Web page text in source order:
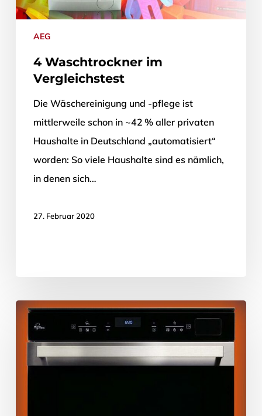
AEG
4 Waschtrockner im
Vergleichstest
Die Wäschereinigung und -pflege ist
mittlerweile schon in ~42 % aller privaten
Haushalte in Deutschland „automatisiert“
worden: So viele Haushalte sind es nämlich,
in denen sich…
27. Februar 2020